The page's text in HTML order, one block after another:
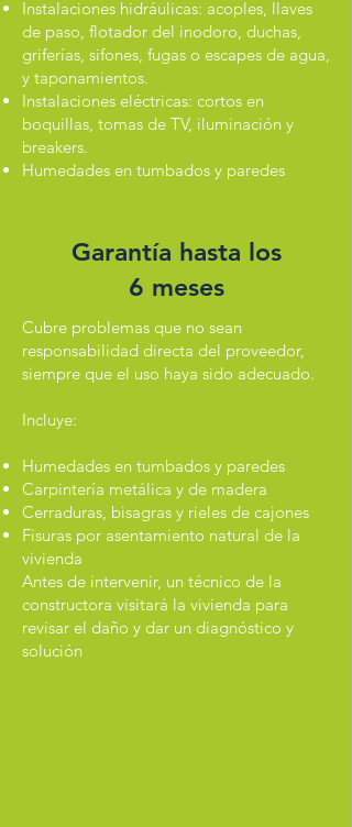
Instalaciones hidráulicas: acoples, llaves
de paso, flotador del inodoro, duchas,
griferías, sifones, fugas o escapes de agua,
y taponamientos.
Instalaciones eléctricas: cortos en
boquillas, tomas de TV, iluminación y
breakers.
Humedades en tumbados y paredes
Garantía hasta los
6 meses
Cubre problemas que no sean
responsabilidad directa del proveedor,
siempre que el uso haya sido adecuado.
Incluye:
Humedades en tumbados y paredes
Carpintería metálica y de madera
Cerraduras, bisagras y rieles de cajones
Fisuras por asentamiento natural de la
vivienda
Antes de intervenir, un técnico de la
constructora visitará la vivienda para
revisar el daño y dar un diagnóstico y
solución